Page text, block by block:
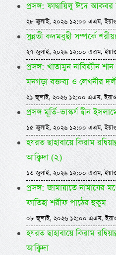
প্রসঙ্গ: ফাদ্বায়িলু ঈদে আকবর
২৮ জুলাই, ২০২৬ ১২:০০ এএম,
সুন্নতী কদমবুছী সম্পর্কে
২৭ জুলাই, ২০২৬ ১২:০০ এএম,
প্রসঙ্গ: খাতামুন নাবিয়্যীন
মনগড়া বক্তব্য ও লেখনীর
২১ জুলাই, ২০২৬ ১২:০০ এএম,
প্রসঙ্গ মূর্তি-ভাস্কর্য দ্বীন
১৫ জুলাই, ২০২৬ ১২:০০ এএম,
হযরত ছাহাবায়ে কিরাম
আক্বিদা (২)
১৩ জুলাই, ২০২৬ ১২:০০ এএম,
প্রসঙ্গ: জামায়াতে নামাযের
ফাতিহা শরীফ পাঠের হুকুম
০৮ জুলাই, ২০২৬ ১২:০০ এএম,
হযরত ছাহাবায়ে কিরাম
আক্বিদা